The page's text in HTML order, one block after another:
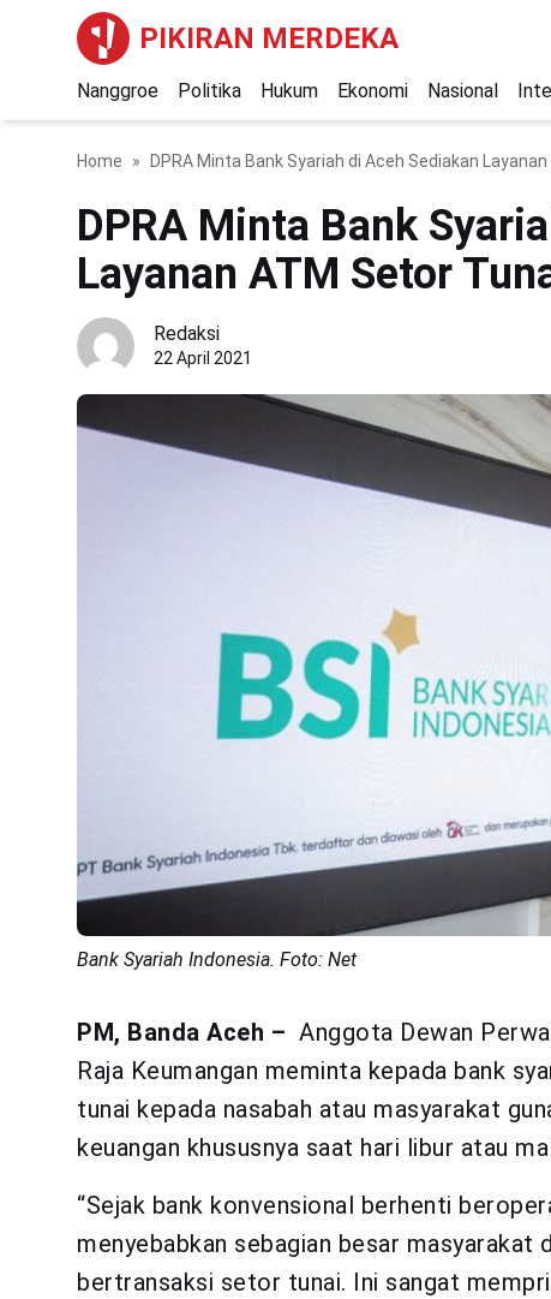
PIKIRAN MERDEKA
Nanggroe Politika Hukum Ekonomi Nasional
Home DPRA Minta Bank Syariah di Aceh Sediakan
DPRA Minta Bank
Layanan ATM Setor
Redaksi
22 April 2021
Bank Syariah Indonesia. Foto: Net
PM, Banda Aceh – Anggota Dewan
Raja Keumangan meminta kepada bank
tunai kepada nasabah atau masyarakat
keuangan khususnya saat hari libur atau
“Sejak bank konvensional berhenti
menyebabkan sebagian besar masyarakat
bertransaksi setor tunai. Ini sangat